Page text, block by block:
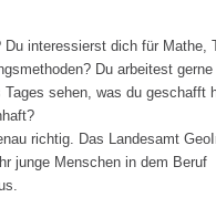
Du interessierst dich für Mathe,
Du arbeitest
sehen, was du geschafft
richtig. Das Landesamt
junge Menschen in dem Beruf